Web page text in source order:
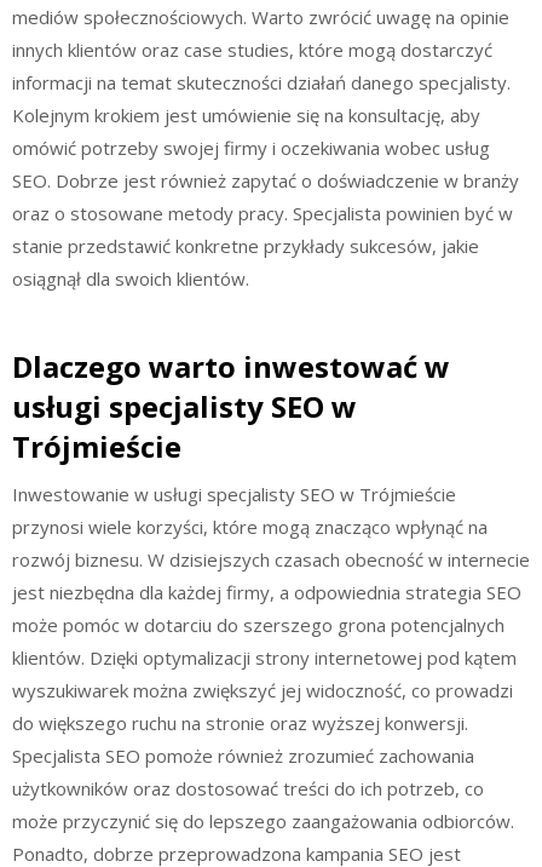
mediów społecznościowych. Warto zwrócić uwagę na opinie
innych klientów oraz case studies, które mogą dostarczyć
informacji na temat skuteczności działań danego specjalisty.
Kolejnym krokiem jest umówienie się na konsultację, aby
omówić potrzeby swojej firmy i oczekiwania wobec usług
SEO. Dobrze jest również zapytać o doświadczenie w branży
oraz o stosowane metody pracy. Specjalista powinien być w
stanie przedstawić konkretne przykłady sukcesów, jakie
osiągnął dla swoich klientów.
Dlaczego warto inwestować w
usługi specjalisty SEO w
Trójmieście
Inwestowanie w usługi specjalisty SEO w Trójmieście
przynosi wiele korzyści, które mogą znacząco wpłynąć na
rozwój biznesu. W dzisiejszych czasach obecność w internecie
jest niezbędna dla każdej firmy, a odpowiednia strategia SEO
może pomóc w dotarciu do szerszego grona potencjalnych
klientów. Dzięki optymalizacji strony internetowej pod kątem
wyszukiwarek można zwiększyć jej widoczność, co prowadzi
do większego ruchu na stronie oraz wyższej konwersji.
Specjalista SEO pomoże również zrozumieć zachowania
użytkowników oraz dostosować treści do ich potrzeb, co
może przyczynić się do lepszego zaangażowania odbiorców.
Ponadto, dobrze przeprowadzona kampania SEO jest